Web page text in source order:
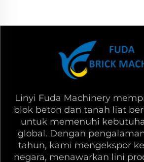
Linyi Fuda Machinery
blok beton dan tanah liat
untuk memenuhi
global. Dengan
tahun, kami mengekspor
negara, menawarkan lini